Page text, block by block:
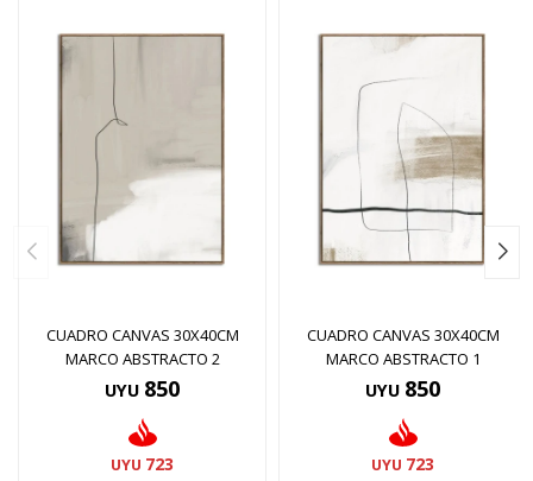
CUADRO CANVAS 30X40CM
MARCO ABSTRACTO 2
UYU 850
UYU 723
CUADRO CANVAS 30X40CM
MARCO ABSTRACTO 1
UYU 850
UYU 723